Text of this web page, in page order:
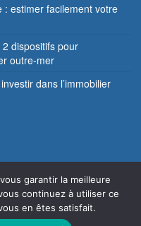
: estimer facilement votre
2 dispositifs pour
outre-mer
dans l’immobilier
interdite
légales
garantir la meilleure
continuez à utiliser ce
en êtes satisfait.